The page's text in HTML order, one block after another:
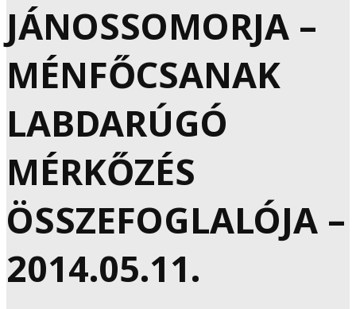
JÁNOSSOMORJA –
MÉNFŐCSANAK
LABDARÚGÓ
MÉRKŐZÉS
ÖSSZEFOGLALÓJA –
2014.05.11.